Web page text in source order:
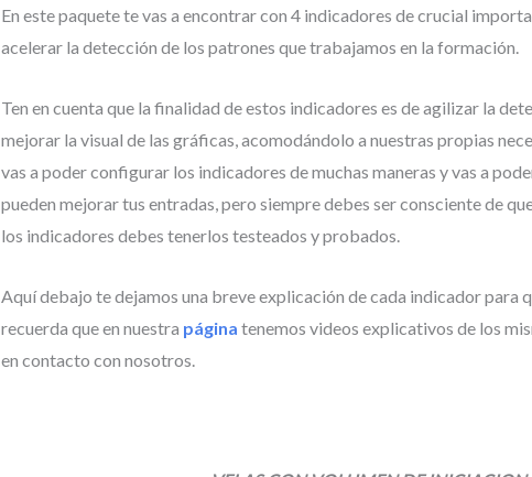
En este paquete te vas a encontrar con 4 indicadores de crucial
acelerar la detección de los patrones que trabajamos en la formación.
Ten en cuenta que la finalidad de estos indicadores es de agilizar la
mejorar la visual de las gráficas, acomodándolo a nuestras propias
vas a poder configurar los indicadores de muchas maneras y vas a
pueden mejorar tus entradas, pero siempre debes ser consciente de
los indicadores debes tenerlos testeados y probados.
Aquí debajo te dejamos una breve explicación de cada indicador para
recuerda que en nuestra página tenemos videos explicativos de los
en contacto con nosotros.